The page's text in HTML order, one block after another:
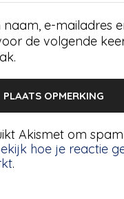
e-mailadres
de volgende
Akismet om
hoe je reactie
.